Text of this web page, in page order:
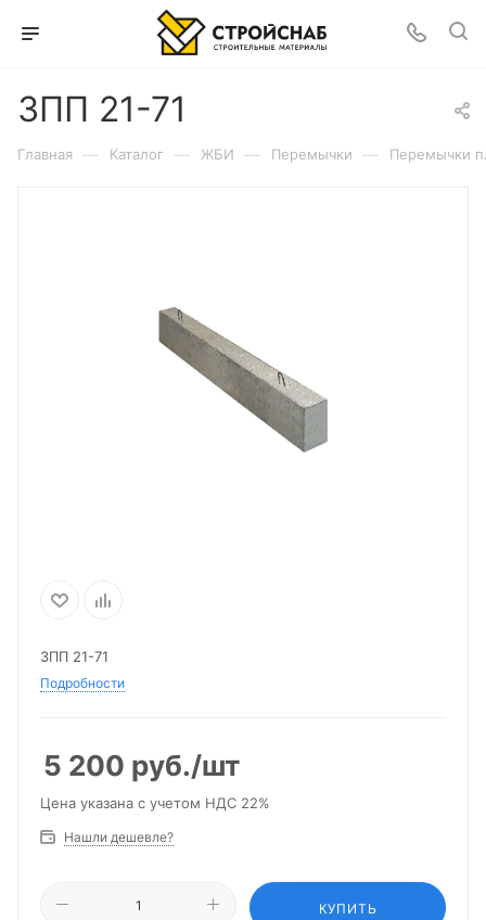
3ПП 21-71
Главная — Каталог — ЖБИ — Перемычки — Перемычки
3ПП 21-71
Подробности
5 200 руб./шт
Цена указана с учетом НДС 22%
Нашли дешевле?
КУПИТЬ